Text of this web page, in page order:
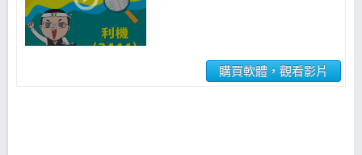
購買軟體，觀看影片